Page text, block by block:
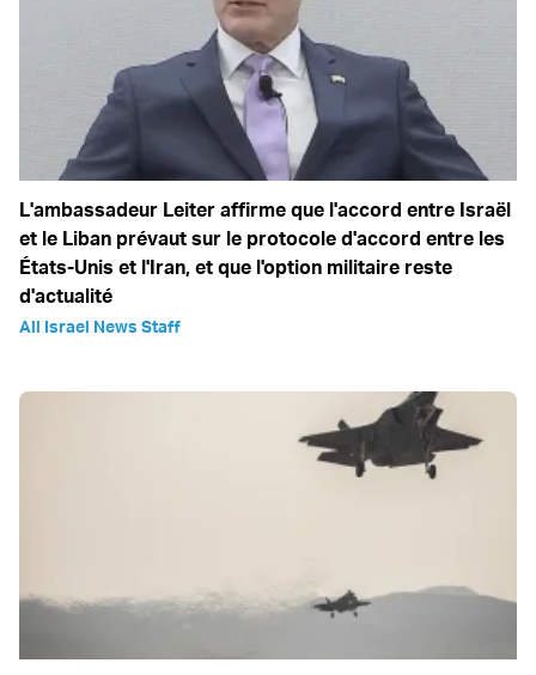
L'ambassadeur Leiter affirme que l'accord entre Israël
et le Liban prévaut sur le protocole d'accord entre les
États-Unis et l'Iran, et que l'option militaire reste
d'actualité
All Israel News Staff